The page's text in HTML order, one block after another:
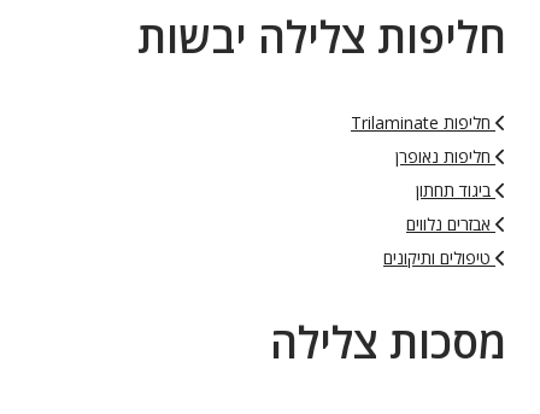
חליפות צלילה יבשות
חליפות Trilaminate
חליפות נאופרן
ביגוד תחתון
אבזרים נלווים
טיפולים ותיקונים
מסכות צלילה